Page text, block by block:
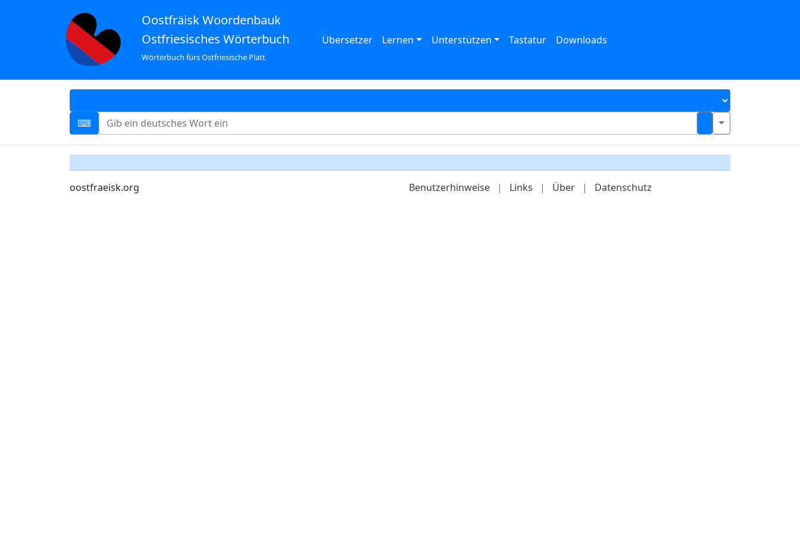
Oostfräisk Woordenbauk
Ostfriesisches Wörterbuch
Wörterbuch fürs Ostfriesische Platt
Übersetzer Lernen Unterstützen Tastatur Downloads
oostfraeisk.org Benutzerhinweise | Links | Über | Datenschutz